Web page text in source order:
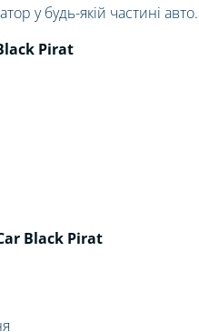
у будь-якій частині авто.
Pirat
Black Pirat